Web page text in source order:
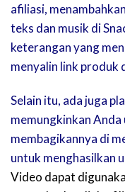
afiliasi,
teks dan musik di
keterangan yang
menyalin link produk
Selain itu, ada juga
memungkinkan
membagikannya di
untuk menghasilkan
Video dapat